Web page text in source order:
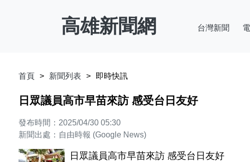
高雄新聞網 台灣新聞
首頁 新聞列表 即時快訊
日眾議員高市早苗來訪 感受台日友好
發布時間：2025/04/30 05:30
新聞出處：自由時報 (Google News)
日眾議員高市早苗來訪 感受台日友好